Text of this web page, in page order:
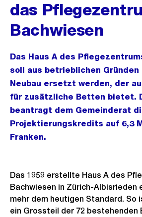
das
Bachwiesen
Das Haus A des
soll aus betrieblichen Gründen
Neubau ersetzt werden, der
für zusätzliche Betten bietet.
beantragt dem Gemeinderat
Projektierungskredits auf 6,3
Franken.
Das 1959 erstellte Haus A des
Bachwiesen in Zürich-Albisrieden
mehr dem heutigen Standard. So
ein Grossteil der 72 bestehenden